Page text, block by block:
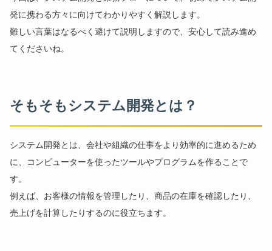
発に携わる方々に向けてわかりやすく解説します。
難しい言葉はなるべく避けて説明しますので、安心して読み進め
てくださいね。
そもそもシステム開発とは？
システム開発とは、会社や組織の仕事をより効率的に進めるため
に、コンピューターを使ったツールやプログラムを作ることで
す。
例えば、お客様の情報を管理したり、商品の在庫を確認したり、
売上げを計算したりするのに役立ちます。